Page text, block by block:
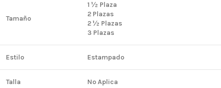
Tamaño
1 ½ Plaza
2 Plazas
2 ½ Plazas
3 Plazas
Estilo Estampado
Talla No Aplica